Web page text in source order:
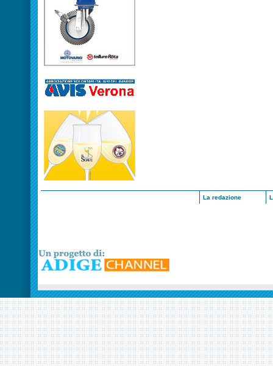
La redazione